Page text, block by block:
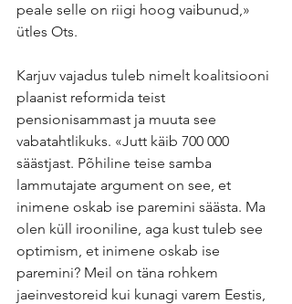
peale selle on riigi hoog vaibunud,»
ütles Ots.
Karjuv vajadus tuleb nimelt koalitsiooni
plaanist reformida teist
pensionisammast ja muuta see
vabatahtlikuks. «Jutt käib 700 000
säästjast. Põhiline teise samba
lammutajate argument on see, et
inimene oskab ise paremini säästa. Ma
olen küll irooniline, aga kust tuleb see
optimism, et inimene oskab ise
paremini? Meil on täna rohkem
jaeinvestoreid kui kunagi varem Eestis,